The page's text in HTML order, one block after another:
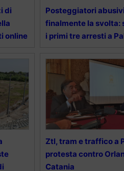
di
online
Posteggiatori
finalmente la svolta:
i primi tre arresti a
Ztl, tram e traffico a
protesta contro
Catania